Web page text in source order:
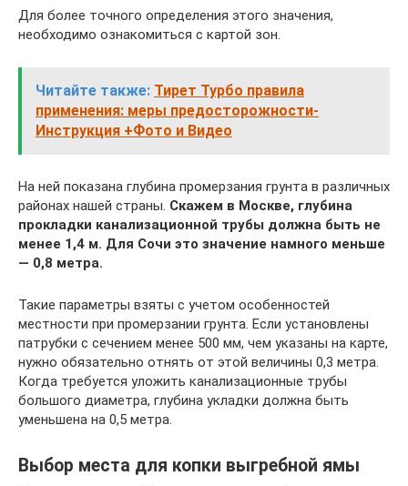
Для более точного определения этого значения,
необходимо ознакомиться с картой зон.
Читайте также: Тирет Турбо правила
применения: меры предосторожности-
Инструкция +Фото и Видео
На ней показана глубина промерзания грунта в различных
районах нашей страны. Скажем в Москве, глубина
прокладки канализационной трубы должна быть не
менее 1,4 м. Для Сочи это значение намного меньше
— 0,8 метра.
Такие параметры взяты с учетом особенностей
местности при промерзании грунта. Если установлены
патрубки с сечением менее 500 мм, чем указаны на карте,
нужно обязательно отнять от этой величины 0,3 метра.
Когда требуется уложить канализационные трубы
большого диаметра, глубина укладки должна быть
уменьшена на 0,5 метра.
Выбор места для копки выгребной ямы